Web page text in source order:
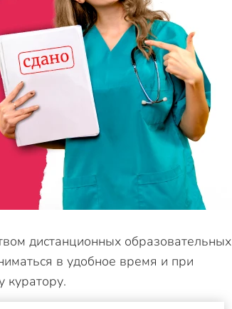
дистанционных образовательных
в удобное время и при
куратору.